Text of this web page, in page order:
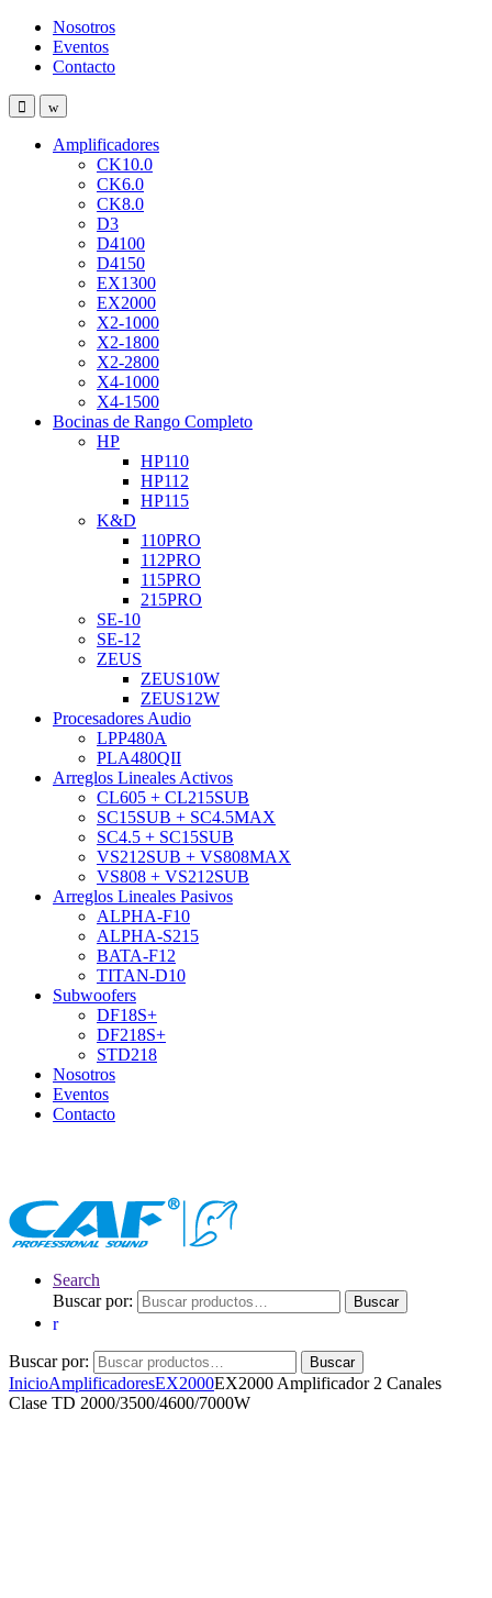
Nosotros
Eventos
Contacto
Amplificadores
CK10.0
CK6.0
CK8.0
D3
D4100
D4150
EX1300
EX2000
X2-1000
X2-1800
X2-2800
X4-1000
X4-1500
Bocinas de Rango Completo
HP
HP110
HP112
HP115
K&D
110PRO
112PRO
115PRO
215PRO
SE-10
SE-12
ZEUS
ZEUS10W
ZEUS12W
Procesadores Audio
LPP480A
PLA480QII
Arreglos Lineales Activos
CL605 + CL215SUB
SC15SUB + SC4.5MAX
SC4.5 + SC15SUB
VS212SUB + VS808MAX
VS808 + VS212SUB
Arreglos Lineales Pasivos
ALPHA-F10
ALPHA-S215
BATA-F12
TITAN-D10
Subwoofers
DF18S+
DF218S+
STD218
Nosotros
Eventos
Contacto
Search
Buscar por:
Buscar
Buscar por: Buscar
InicioAmplificadoresEX2000EX2000 Amplificador 2 Canales
Clase TD 2000/3500/4600/7000W